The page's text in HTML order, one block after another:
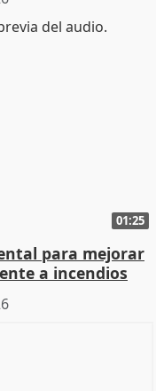
01:25
para mejorar
a incendios